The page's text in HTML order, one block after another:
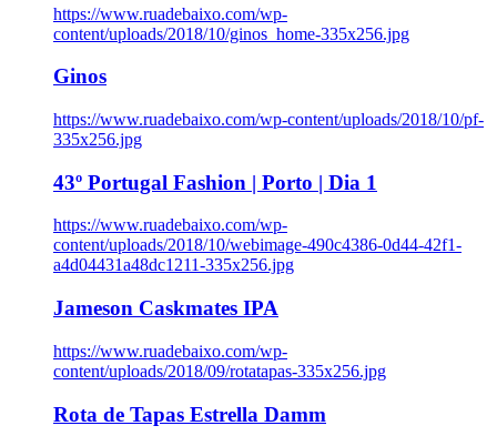
https://www.ruadebaixo.com/wp-
content/uploads/2018/10/ginos_home-335x256.jpg
Ginos
https://www.ruadebaixo.com/wp-content/uploads/2018/10/pf-
335x256.jpg
43º Portugal Fashion | Porto | Dia 1
https://www.ruadebaixo.com/wp-
content/uploads/2018/10/webimage-490c4386-0d44-42f1-
a4d04431a48dc1211-335x256.jpg
Jameson Caskmates IPA
https://www.ruadebaixo.com/wp-
content/uploads/2018/09/rotatapas-335x256.jpg
Rota de Tapas Estrella Damm